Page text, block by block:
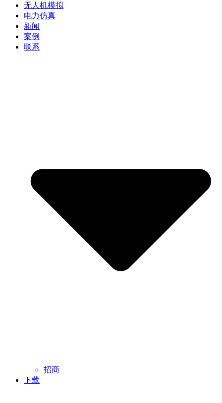
无人机模拟
电力仿真
新闻
案例
联系
招商
下载